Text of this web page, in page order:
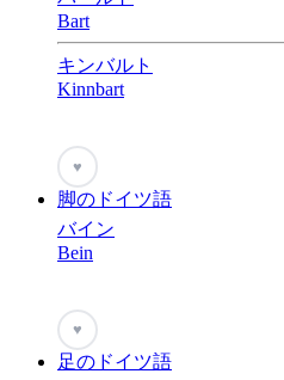
Bart
キンバルト
Kinnbart
♥
脚のドイツ語
バイン
Bein
♥
足のドイツ語